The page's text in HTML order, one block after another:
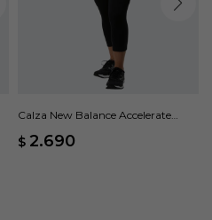
Calza New Balance Accelerate
$ 2.690